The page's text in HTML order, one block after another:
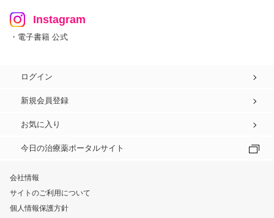
Instagram
・電子書籍 公式
ログイン
新規会員登録
お気に入り
今日の治療薬ポータルサイト
会社情報
サイトのご利用について
個人情報保護方針